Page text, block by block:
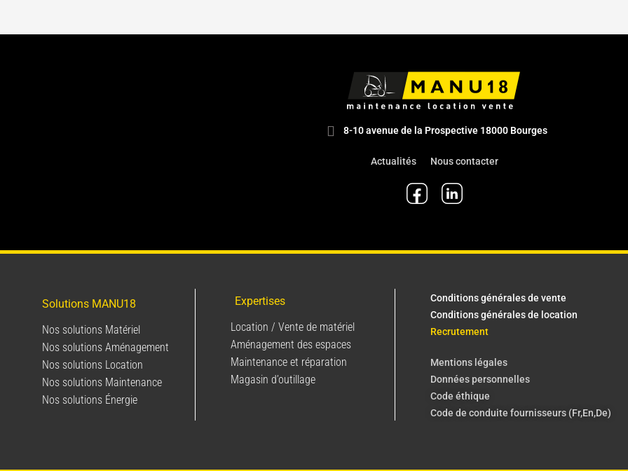
8-10 avenue de la Prospective 18000 Bourges
Actualités Nous contacter
Solutions MANU18
Nos solutions Matériel
Nos solutions Aménagement
Nos solutions Location
Nos solutions Maintenance
Nos solutions Énergie
Expertises
Location / Vente de matériel
Aménagement des espaces
Maintenance et réparation
Magasin d’outillage
Conditions générales de vente
Conditions générales de location
Recrutement
Mentions légales
Données personnelles
Code éthique
Code de conduite fournisseurs (Fr,En,De)